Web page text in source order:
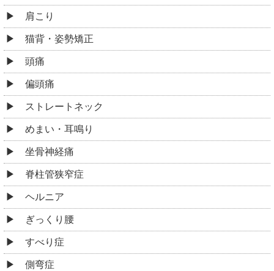
肩こり
猫背・姿勢矯正
頭痛
偏頭痛
ストレートネック
めまい・耳鳴り
坐骨神経痛
脊柱管狭窄症
ヘルニア
ぎっくり腰
すべり症
側弯症